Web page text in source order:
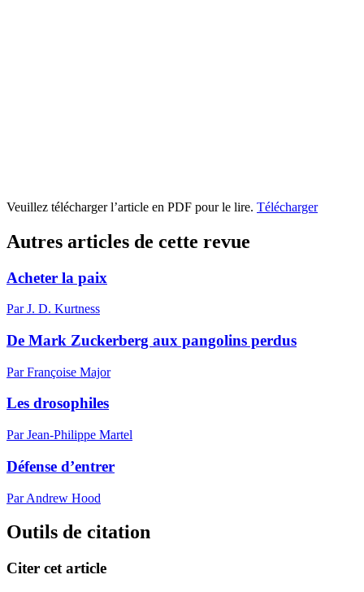
Veuillez télécharger l’article en PDF pour le lire. Télécharger
Autres articles de cette revue
Acheter la paix
Par J. D. Kurtness
De Mark Zuckerberg aux pangolins perdus
Par Françoise Major
Les drosophiles
Par Jean-Philippe Martel
Défense d’entrer
Par Andrew Hood
Outils de citation
Citer cet article